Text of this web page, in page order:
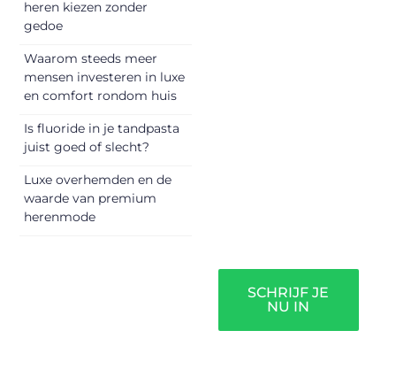
heren kiezen zonder
gedoe
Waarom steeds meer
mensen investeren in luxe
en comfort rondom huis
Is fluoride in je tandpasta
juist goed of slecht?
Luxe overhemden en de
waarde van premium
herenmode
SCHRIJF JE
NU IN